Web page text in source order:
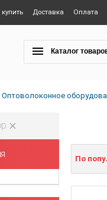
купить Доставка Оплата
Каталог
Оптоволоконное
По